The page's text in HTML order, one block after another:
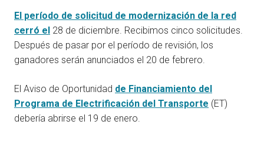
El período de solicitud de modernización de la red
cerró el 28 de diciembre. Recibimos cinco solicitudes.
Después de pasar por el período de revisión, los
ganadores serán anunciados el 20 de febrero.
El Aviso de Oportunidad de Financiamiento del
Programa de Electrificación del Transporte (ET)
debería abrirse el 19 de enero.